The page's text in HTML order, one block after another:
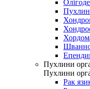
Пухлини
Пухлини
Рак